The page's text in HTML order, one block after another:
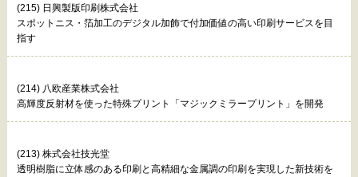
(215) 日興製版印刷株式会社
スポットニス・箔加工のデジタル加飾で付加価値の高い印刷サービスを目
指す
(214) 八欧産業株式会社
高輝度反射材を使った特殊プリント「マジックミラープリント」を開発
(213) 株式会社技光堂
透明樹脂に立体感のある印刷と高精細な金属調の印刷を実現した新技術を